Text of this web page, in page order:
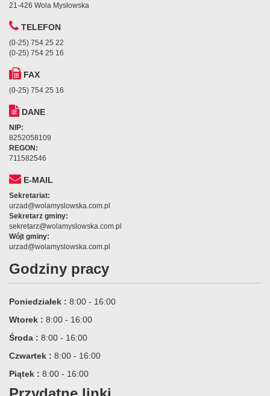
21-426 Wola Mysłowska
TELEFON
(0-25) 754 25 22
(0-25) 754 25 16
FAX
(0-25) 754 25 16
DANE
NIP:
8252058109
REGON:
711582546
E-MAIL
Sekretariat:
urzad@wolamyslowska.com.pl
Sekretarz gminy:
sekretarz@wolamyslowska.com.pl
Wójt gminy:
urzad@wolamyslowska.com.pl
Godziny pracy
Poniedziałek : 8:00 - 16:00
Wtorek : 8:00 - 16:00
Środa : 8:00 - 16:00
Czwartek : 8:00 - 16:00
Piątek : 8:00 - 16:00